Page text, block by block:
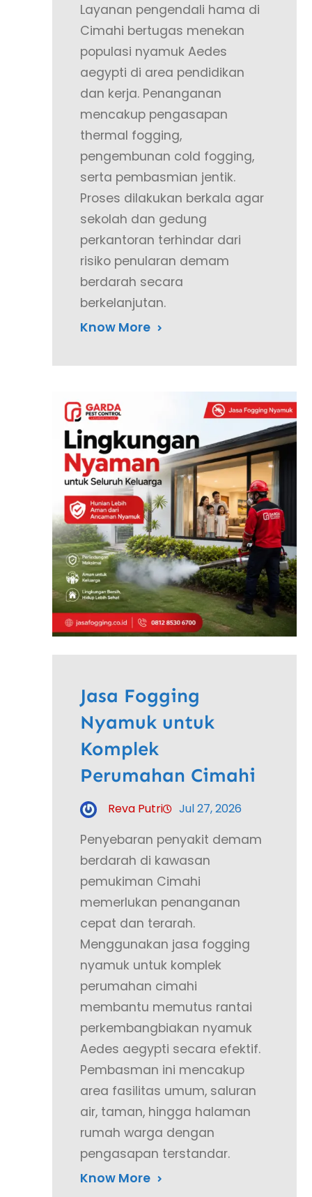
Layanan pengendali hama di
Cimahi bertugas menekan
populasi nyamuk Aedes
aegypti di area pendidikan
dan kerja. Penanganan
mencakup pengasapan
thermal fogging,
pengembunan cold fogging,
serta pembasmian jentik.
Proses dilakukan berkala agar
sekolah dan gedung
perkantoran terhindar dari
risiko penularan demam
berdarah secara
berkelanjutan.
Know More
Jasa Fogging
Nyamuk untuk
Komplek
Perumahan Cimahi
Reva Putri Jul 27, 2026
Penyebaran penyakit demam
berdarah di kawasan
pemukiman Cimahi
memerlukan penanganan
cepat dan terarah.
Menggunakan jasa fogging
nyamuk untuk komplek
perumahan cimahi
membantu memutus rantai
perkembangbiakan nyamuk
Aedes aegypti secara efektif.
Pembasman ini mencakup
area fasilitas umum, saluran
air, taman, hingga halaman
rumah warga dengan
pengasapan terstandar.
Know More